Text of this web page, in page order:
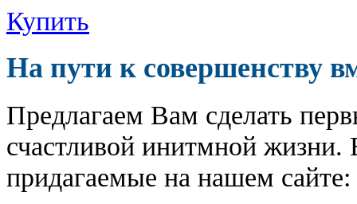
Купить
На пути к совершенству
Предлагаем Вам сделать
счастливой инитмной жизни.
придагаемые на нашем сайте: